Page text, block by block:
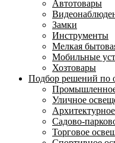
Автотовары
Замки
Инструменты
Мелкая
Мобильные
Хозтовары
Подбор решений по
Уличное
Садово-
Торговое